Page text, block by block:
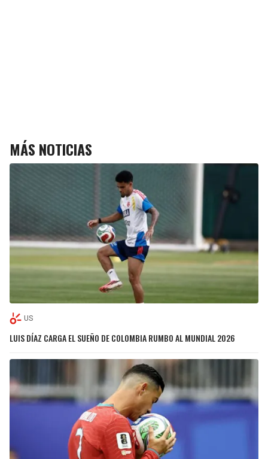
MÁS NOTICIAS
US
LUIS DÍAZ CARGA EL SUEÑO DE COLOMBIA RUMBO AL MUNDIAL 2026